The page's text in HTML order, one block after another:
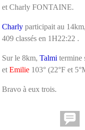
et Charly FONTAINE.
Charly participait au
409 classés en 1H22:22 .
Sur le 8km, Talmi termine
et Emilie 103° (22°F et
Bravo à eux trois.